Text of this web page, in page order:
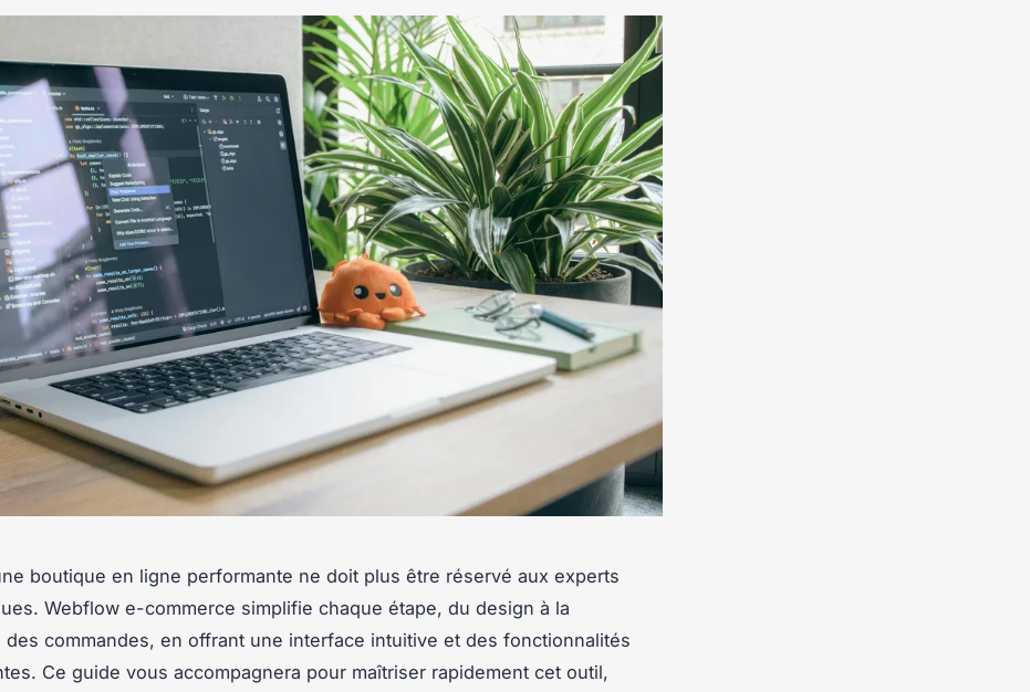
boutique en ligne performante ne doit plus être réservé aux experts
Webflow e-commerce simplifie chaque étape, du design à la
des commandes, en offrant une interface intuitive et des fonctionnalités
Ce guide vous accompagnera pour maîtriser rapidement cet outil,